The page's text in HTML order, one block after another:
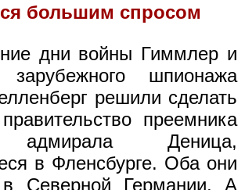
большим спросом
дни войны Гиммлер и
зарубежного шпионажа
решили сделать
преемника
адмирала Деница,
в Фленсбурге. Оба они
в Северной Германии. А